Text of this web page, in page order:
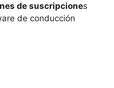
de suscripciones
de conducción